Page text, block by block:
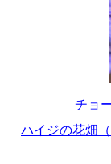
チョ
ハイジの花畑